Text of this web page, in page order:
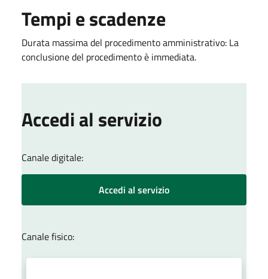
Tempi e scadenze
Durata massima del procedimento amministrativo: La
conclusione del procedimento è immediata.
Accedi al servizio
Canale digitale:
Accedi al servizio
Canale fisico: